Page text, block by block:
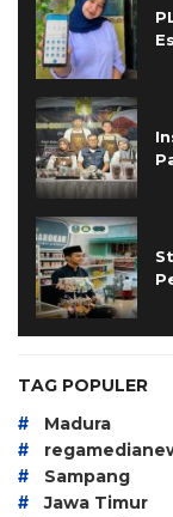
TAG POPULER
# Madura
#
# Sampang
# Jawa Timur